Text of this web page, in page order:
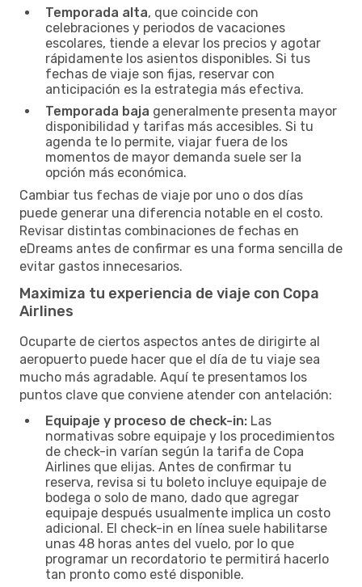
Temporada alta, que coincide con
celebraciones y periodos de vacaciones
escolares, tiende a elevar los precios y agotar
rápidamente los asientos disponibles. Si tus
fechas de viaje son fijas, reservar con
anticipación es la estrategia más efectiva.
Temporada baja generalmente presenta mayor
disponibilidad y tarifas más accesibles. Si tu
agenda te lo permite, viajar fuera de los
momentos de mayor demanda suele ser la
opción más económica.
Cambiar tus fechas de viaje por uno o dos días
puede generar una diferencia notable en el costo.
Revisar distintas combinaciones de fechas en
eDreams antes de confirmar es una forma sencilla de
evitar gastos innecesarios.
Maximiza tu experiencia de viaje con Copa
Airlines
Ocuparte de ciertos aspectos antes de dirigirte al
aeropuerto puede hacer que el día de tu viaje sea
mucho más agradable. Aquí te presentamos los
puntos clave que conviene atender con antelación:
Equipaje y proceso de check-in: Las
normativas sobre equipaje y los procedimientos
de check-in varían según la tarifa de Copa
Airlines que elijas. Antes de confirmar tu
reserva, revisa si tu boleto incluye equipaje de
bodega o solo de mano, dado que agregar
equipaje después usualmente implica un costo
adicional. El check-in en línea suele habilitarse
unas 48 horas antes del vuelo, por lo que
programar un recordatorio te permitirá hacerlo
tan pronto como esté disponible.